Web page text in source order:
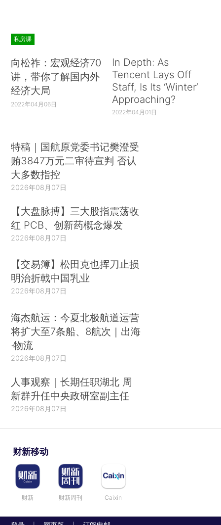
私房课
向松祚：宏观经济70
讲，带你了解国内外
经济大局
2022年04月06日
In Depth: As
Tencent Lays Off
Staff, Is Its ‘Winter’
Approaching?
2022年04月01日
特稿｜国航原党委书记樊澄受
贿3847万元二审待宣判 否认
大多数指控
2026年08月07日
【大盘脉搏】三大股指震荡收
红 PCB、创新药概念爆发
2026年08月07日
【交易簿】松田克也挥刀止损
明治折戟中国乳业
2026年08月07日
海杰航运：今夏北极航道运营
将扩大至7条船、8航次｜出海
·物流
2026年08月07日
人事观察｜长期任职湖北 周
新群升任中央政研室副主任
2026年08月07日
财新移动
财新 财新周刊 Caixin